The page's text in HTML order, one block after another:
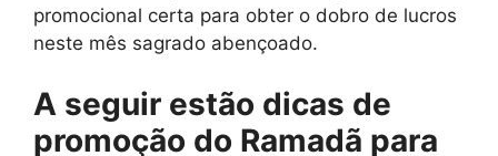
promocional certa para obter o dobro de lucros
neste mês sagrado abençoado.
A seguir estão dicas de
promoção do Ramadã para